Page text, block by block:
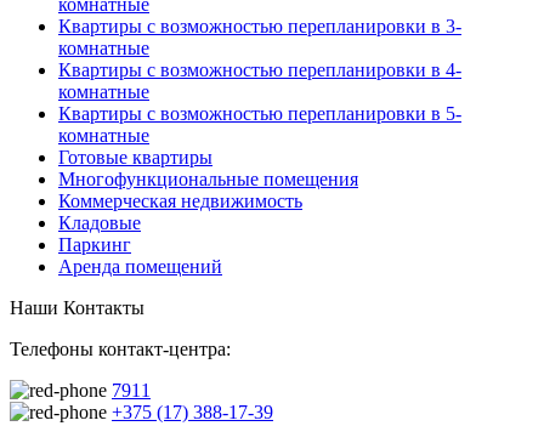
комнатные
Квартиры с возможностью перепланировки в 3-
комнатные
Квартиры с возможностью перепланировки в 4-
комнатные
Квартиры с возможностью перепланировки в 5-
комнатные
Готовые квартиры
Многофункциональные помещения
Коммерческая недвижимость
Кладовые
Паркинг
Аренда помещений
Наши Контакты
Телефоны контакт-центра:
7911
+375 (17) 388-17-39